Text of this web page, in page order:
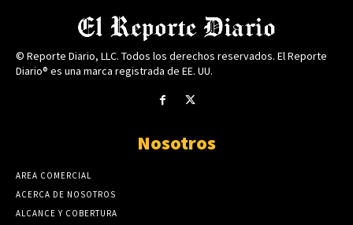
© Reporte Diario, LLC. Todos los derechos reservados. El Reporte
Diario® es una marca registrada de EE. UU.
Nosotros
AREA COMERCIAL
ACERCA DE NOSOTROS
ALCANCE Y COBERTURA